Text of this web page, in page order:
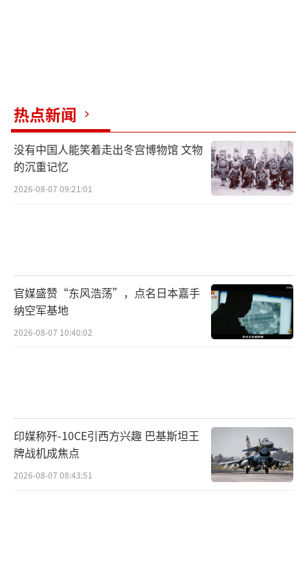
热点新闻
没有中国人能笑着走出冬宫博物馆 文物
的沉重记忆
2026-08-07 09:21:01
官媒盛赞“东风浩荡”，点名日本嘉手
纳空军基地
2026-08-07 10:40:02
印媒称歼-10CE引西方兴趣 巴基斯坦王
牌战机成焦点
2026-08-07 08:43:51